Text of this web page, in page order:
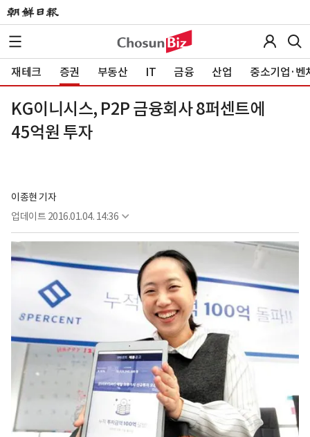
재테크 증권 부동산 IT 금융 산업 중소기업·벤
KG이니시스, P2P 금융회사 8퍼센트에
45억원 투자
이종현 기자
업데이트 2016.01.04. 14:36